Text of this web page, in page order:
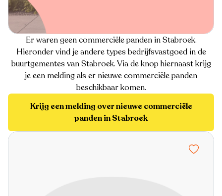
Er waren geen commerciële panden in Stabroek.
Hieronder vind je andere types bedrijfsvastgoed in de
buurtgementes van Stabroek. Via de knop hiernaast krijg
je een melding als er nieuwe commerciële panden
beschikbaar komen.
Krijg een melding over nieuwe commerciële
panden in Stabroek